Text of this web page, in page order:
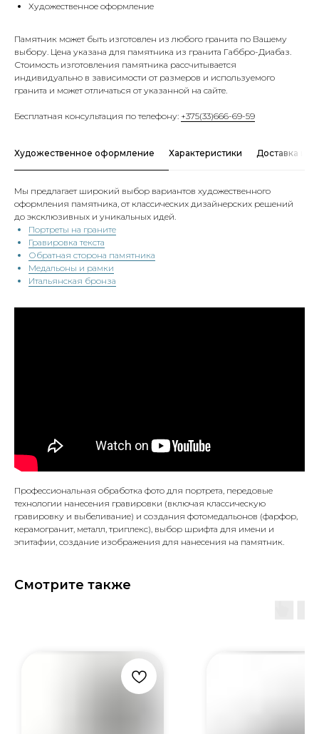
Художественное оформление
Памятник может быть изготовлен из любого гранита по Вашему
выбору. Цена указана для памятника из гранита Габбро-Диабаз.
Стоимость изготовления памятника рассчитывается
индивидуально в зависимости от размеров и используемого
гранита и может отличаться от указанной на сайте.
Бесплатная консультация по телефону: +375(33)666-69-59
Художественное оформление Характеристики Доставка и
Мы предлагает широкий выбор вариантов художественного
оформления памятника, от классических дизайнерских решений
до эксклюзивных и уникальных идей.
Портреты на граните
Гравировка текста
Обратная сторона памятника
Медальоны и рамки
Итальянская бронза
Профессиональная обработка фото для портрета, передовые
технологии нанесения гравировки (включая классическую
гравировку и выбеливание) и создания фотомедальонов (фарфор,
керамогранит, металл, триплекс), выбор шрифта для имени и
эпитафии, создание изображения для нанесения на памятник.
Смотрите также